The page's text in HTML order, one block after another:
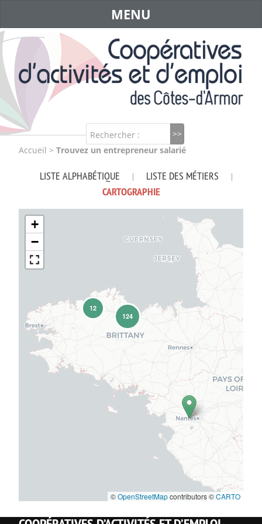
Rechercher :
MENU
Accueil > Trouvez un entrepreneur salarié
LISTE ALPHABÉTIQUE | LISTE DES MÉTIERS |
CARTOGRAPHIE
12
124
+
−
©OpenStreetMapcontributors ©CARTO